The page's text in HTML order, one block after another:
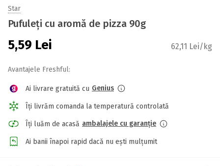
Star
Pufuleți cu aromă de pizza 90g
5,59 Lei 62,11 Lei/kg
Avantajele Freshful:
Ai livrare gratuită cu Genius
Îți livrăm comanda la temperatură controlată
Îți luăm de acasă ambalajele cu garanție
Ai banii înapoi rapid dacă nu ești mulțumit